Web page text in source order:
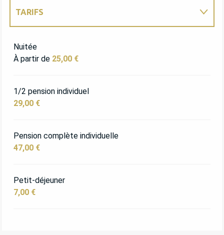
TARIFS
Nuitée
À partir de 25,00 €
1/2 pension individuel
29,00 €
Pension complète individuelle
47,00 €
Petit-déjeuner
7,00 €